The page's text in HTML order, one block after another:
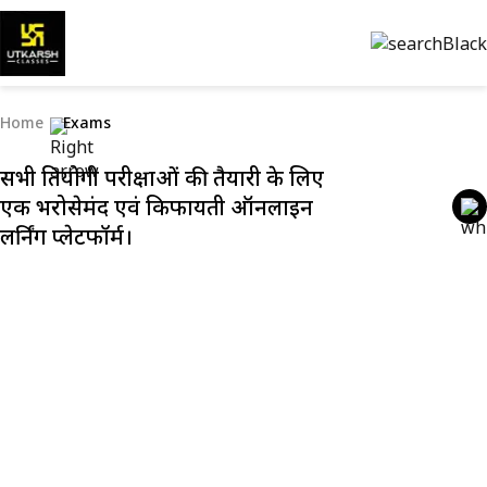
Home Exams
सभी प्रतियोगी परीक्षाओं की तैयारी के लिए
एक भरोसेमंद एवं किफायती ऑनलाइन
लर्निंग प्लेटफॉर्म।